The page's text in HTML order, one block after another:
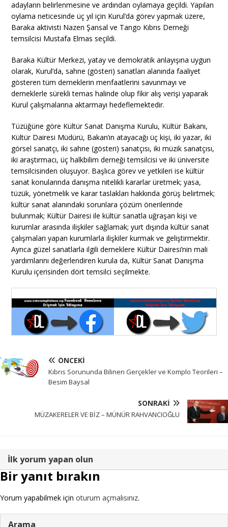
adayların belirlenmesine ve ardından oylamaya geçildi. Yapılan
oylama neticesinde üç yıl için Kurul’da görev yapmak üzere,
Baraka aktivisti Nazen Şansal ve Tango Kıbrıs Derneği
temsilcisi Mustafa Elmas seçildi.
Baraka Kültür Merkezi, yatay ve demokratik anlayışına uygun
olarak, Kurul’da, sahne (gösteri) sanatları alanında faaliyet
gösteren tüm derneklerin menfaatlerini savunmayı ve
derneklerle sürekli temas halinde olup fikir alış verişi yaparak
Kurul çalışmalarına aktarmayı hedeflemektedir.
Tüzüğüne göre Kültür Sanat Danışma Kurulu, Kültür Bakanı,
Kültür Dairesi Müdürü, Bakan’ın atayacağı üç kişi, iki yazar, iki
görsel sanatçı, iki sahne (gösteri) sanatçısı, iki müzik sanatçısı,
iki araştırmacı, üç halkbilim derneği temsilcisi ve iki üniversite
temsilcisinden oluşuyor. Başlıca görev ve yetkileri ise kültür
sanat konularında danışma nitelikli kararlar üretmek; yasa,
tüzük, yönetmelik ve karar taslakları hakkında görüş belirtmek;
kültür sanat alanındaki sorunlara çözüm önerilerinde
bulunmak; Kültür Dairesi ile kültür sanatla uğraşan kişi ve
kurumlar arasında ilişkiler sağlamak; yurt dışında kültür sanat
çalışmaları yapan kurumlarla ilişkiler kurmak ve geliştirmektir.
Ayrıca güzel sanatlarla ilgili derneklere Kültür Dairesi’nin mali
yardımlarını değerlendiren kurula da, Kültür Sanat Danışma
Kurulu içerisinden dört temsilci seçilmekte.
ÖNCEKI
Kıbrıs Sorununda Bilinen Gerçekler ve Komplo Teorileri –
Besim Baysal
SONRAKI
MÜZAKERELER VE BİZ – MÜNÜR RAHVANCIOĞLU
İlk yorum yapan olun
Bir yanıt bırakın
Yorum yapabilmek için oturum açmalısınız.
Arama